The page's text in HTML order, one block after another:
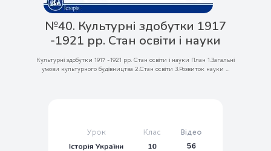
№40. Культурні здобутки 1917
-1921 рр. Стан освіти і науки
Культурні здобутки 1917 -1921 рр. Стан освіти і науки План 1.Загальні
умови культурного будівництва 2.Стан освіти 3.Розвиток науки ...
Історія України 10